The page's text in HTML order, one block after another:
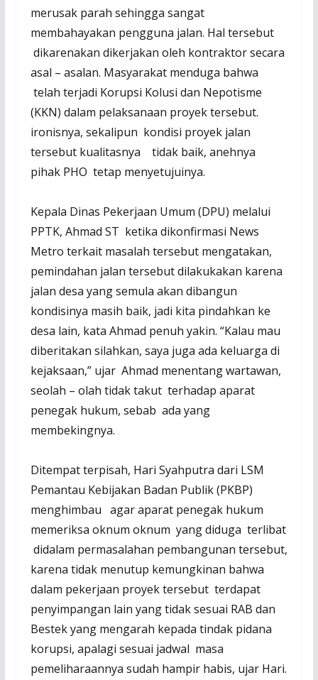
merusak parah sehingga sangat
membahayakan pengguna jalan. Hal tersebut
dikarenakan dikerjakan oleh kontraktor secara
asal – asalan. Masyarakat menduga bahwa
telah terjadi Korupsi Kolusi dan Nepotisme
(KKN) dalam pelaksanaan proyek tersebut.
ironisnya, sekalipun kondisi proyek jalan
tersebut kualitasnya tidak baik, anehnya
pihak PHO tetap menyetujuinya.
Kepala Dinas Pekerjaan Umum (DPU) melalui
PPTK, Ahmad ST ketika dikonfirmasi News
Metro terkait masalah tersebut mengatakan,
pemindahan jalan tersebut dilakukakan karena
jalan desa yang semula akan dibangun
kondisinya masih baik, jadi kita pindahkan ke
desa lain, kata Ahmad penuh yakin. “Kalau mau
diberitakan silahkan, saya juga ada keluarga di
kejaksaan,” ujar Ahmad menentang wartawan,
seolah – olah tidak takut terhadap aparat
penegak hukum, sebab ada yang
membekingnya.
Ditempat terpisah, Hari Syahputra dari LSM
Pemantau Kebijakan Badan Publik (PKBP)
menghimbau agar aparat penegak hukum
memeriksa oknum oknum yang diduga terlibat
didalam permasalahan pembangunan tersebut,
karena tidak menutup kemungkinan bahwa
dalam pekerjaan proyek tersebut terdapat
penyimpangan lain yang tidak sesuai RAB dan
Bestek yang mengarah kepada tindak pidana
korupsi, apalagi sesuai jadwal masa
pemeliharaannya sudah hampir habis, ujar Hari.